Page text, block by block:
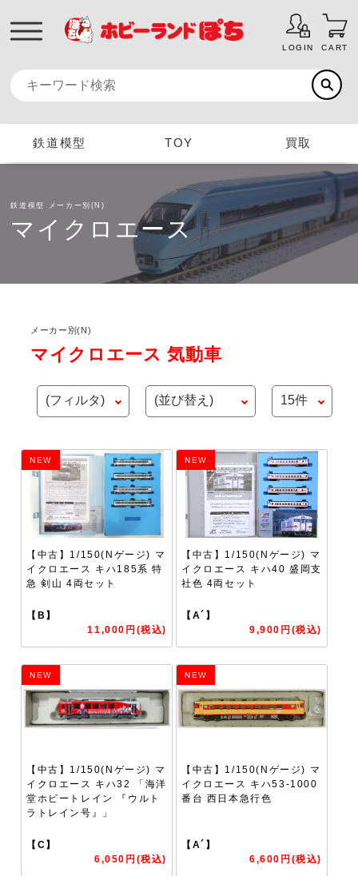
LOGIN CART
鉄道模型 TOY 買取
鉄道模型 メーカー別(N)
マイクロエース
メーカー別(N)
マイクロエース 気動車
NEW
【中古】1/150(Nゲージ) マ
イクロエース キハ185系 特
急 剣山 4両セット
【B】
11,000円(税込)
NEW
【中古】1/150(Nゲージ) マ
イクロエース キハ40 盛岡支
社色 4両セット
【A´】
9,900円(税込)
NEW
【中古】1/150(Nゲージ) マ
イクロエース キハ32 「海洋
堂ホビートレイン 『ウルト
ラトレイン号』」
【C】
6,050円(税込)
NEW
【中古】1/150(Nゲージ) マ
イクロエース キハ53-1000
番台 西日本急行色
【A´】
6,600円(税込)